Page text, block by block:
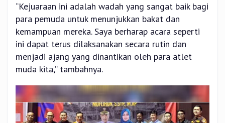
“Kejuaraan ini adalah wadah yang sangat baik bagi
para pemuda untuk menunjukkan bakat dan
kemampuan mereka. Saya berharap acara seperti
ini dapat terus dilaksanakan secara rutin dan
menjadi ajang yang dinantikan oleh para atlet
muda kita,” tambahnya.